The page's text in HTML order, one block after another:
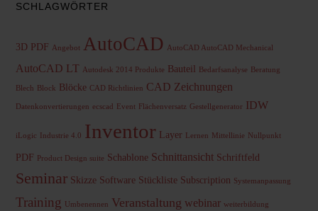
SCHLAGWÖRTER
3D PDF Angebot AutoCAD AutoCAD AutoCAD Mechanical
AutoCAD LT Autodesk 2014 Produkte Bauteil Bedarfsanalyse Beratung
Blech Block Blöcke CAD Richtlinien CAD Zeichnungen
Datenkonvertierungen ecscad Event Flächenversatz Gestellgenerator IDW
iLogic Industrie 4.0 Inventor Layer Lernen Mittellinie Nullpunkt
PDF Product Design suite Schablone Schnittansicht Schriftfeld
Seminar Skizze Software Stückliste Subscription Systemanpassung
Training Umbenennen Veranstaltung webinar weiterbildung